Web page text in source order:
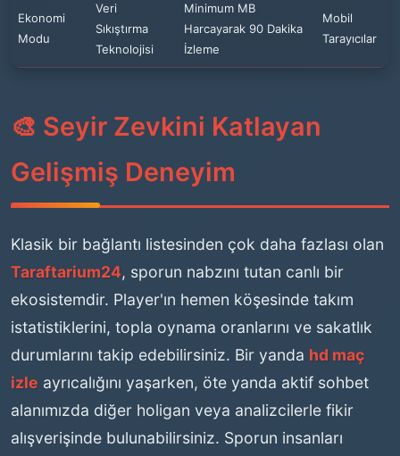
Ekonomi
Modu
Veri
Sıkıştırma
Teknolojisi
Minimum MB
Harcayarak 90 Dakika
İzleme
Mobil
Tarayıcılar
🎨 Seyir Zevkini Katlayan
Gelişmiş Deneyim
Klasik bir bağlantı listesinden çok daha fazlası olan
Taraftarium24, sporun nabzını tutan canlı bir
ekosistemdir. Player'ın hemen köşesinde takım
istatistiklerini, topla oynama oranlarını ve sakatlık
durumlarını takip edebilirsiniz. Bir yanda hd maç
izle ayrıcalığını yaşarken, öte yanda aktif sohbet
alanımızda diğer holigan veya analizcilerle fikir
alışverişinde bulunabilirsiniz. Sporun insanları